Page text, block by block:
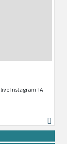
live Instagram ! A